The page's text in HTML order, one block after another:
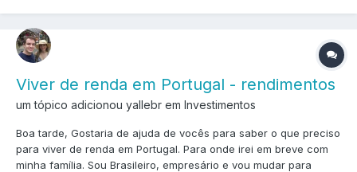
Viver de renda em Portugal - rendimentos
um tópico adicionou yallebr em Investimentos
Boa tarde, Gostaria de ajuda de vocês para saber o que preciso
para viver de renda em Portugal. Para onde irei em breve com
minha família. Sou Brasileiro, empresário e vou mudar para